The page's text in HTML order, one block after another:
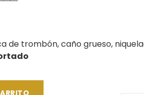
de trombón, caño grueso,